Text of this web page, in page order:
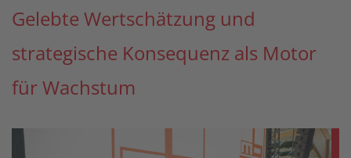
Gelebte Wertschätzung und
strategische Konsequenz als Motor
für Wachstum